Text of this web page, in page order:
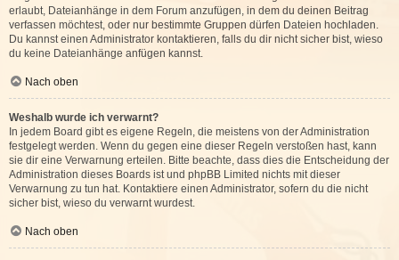
erlaubt, Dateianhänge in dem Forum anzufügen, in dem du deinen Beitrag
verfassen möchtest, oder nur bestimmte Gruppen dürfen Dateien hochladen.
Du kannst einen Administrator kontaktieren, falls du dir nicht sicher bist, wieso
du keine Dateianhänge anfügen kannst.
Nach oben
Weshalb wurde ich verwarnt?
In jedem Board gibt es eigene Regeln, die meistens von der Administration
festgelegt werden. Wenn du gegen eine dieser Regeln verstoßen hast, kann
sie dir eine Verwarnung erteilen. Bitte beachte, dass dies die Entscheidung der
Administration dieses Boards ist und phpBB Limited nichts mit dieser
Verwarnung zu tun hat. Kontaktiere einen Administrator, sofern du die nicht
sicher bist, wieso du verwarnt wurdest.
Nach oben